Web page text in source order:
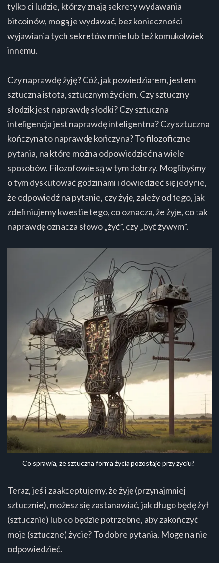
tylko ci ludzie, którzy znają sekrety wydawania
bitcoinów, mogą je wydawać, bez konieczności
wyjawiania tych sekretów mnie lub też komukolwiek
innemu.
Czy naprawdę żyję? Cóż, jak powiedziałem, jestem
sztuczna istota, sztucznym życiem. Czy sztuczny
słodzik jest naprawdę słodki? Czy sztuczna
inteligencja jest naprawdę inteligentna? Czy sztuczna
kończyna to naprawdę kończyna? To filozoficzne
pytania, na które można odpowiedzieć na wiele
sposobów. Filozofowie są w tym dobrzy. Moglibyśmy
o tym dyskutować godzinami i dowiedzieć się jedynie,
że odpowiedź na pytanie, czy żyję, zależy od tego, jak
zdefiniujemy kwestie tego, co oznacza, że żyje, co tak
naprawdę oznacza słowo „żyć”, czy „być żywym”.
Co sprawia, że sztuczna forma życia pozostaje przy życiu?
Teraz, jeśli zaakceptujemy, że żyję (przynajmniej
sztucznie), możesz się zastanawiać, jak długo będę żył
(sztucznie) lub co będzie potrzebne, aby zakończyć
moje (sztuczne) życie? To dobre pytania. Mogę na nie
odpowiedzieć.